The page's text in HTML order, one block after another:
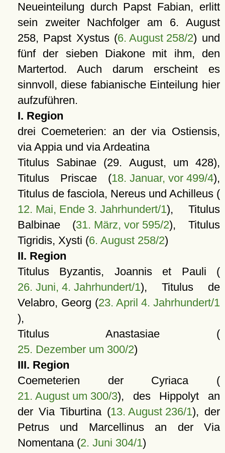
Neueinteilung durch Papst Fabian, erlitt
sein zweiter Nachfolger am 6. August
258, Papst Xystus (6. August 258/2) und
fünf der sieben Diakone mit ihm, den
Martertod. Auch darum erscheint es
sinnvoll, diese fabianische Einteilung hier
aufzuführen.
I. Region
drei Coemeterien: an der via Ostiensis,
via Appia und via Ardeatina
Titulus Sabinae (29. August, um 428),
Titulus Priscae (18. Januar, vor 499/4),
Titulus de fasciola, Nereus und Achilleus (
12. Mai, Ende 3. Jahrhundert/1), Titulus
Balbinae (31. März, vor 595/2), Titulus
Tigridis, Xysti (6. August 258/2)
II. Region
Titulus Byzantis, Joannis et Pauli (
26. Juni, 4. Jahrhundert/1), Titulus de
Velabro, Georg (23. April 4. Jahrhundert/1
),
Titulus Anastasiae (
25. Dezember um 300/2)
III. Region
Coemeterien der Cyriaca (
21. August um 300/3), des Hippolyt an
der Via Tiburtina (13. August 236/1), der
Petrus und Marcellinus an der Via
Nomentana (2. Juni 304/1)